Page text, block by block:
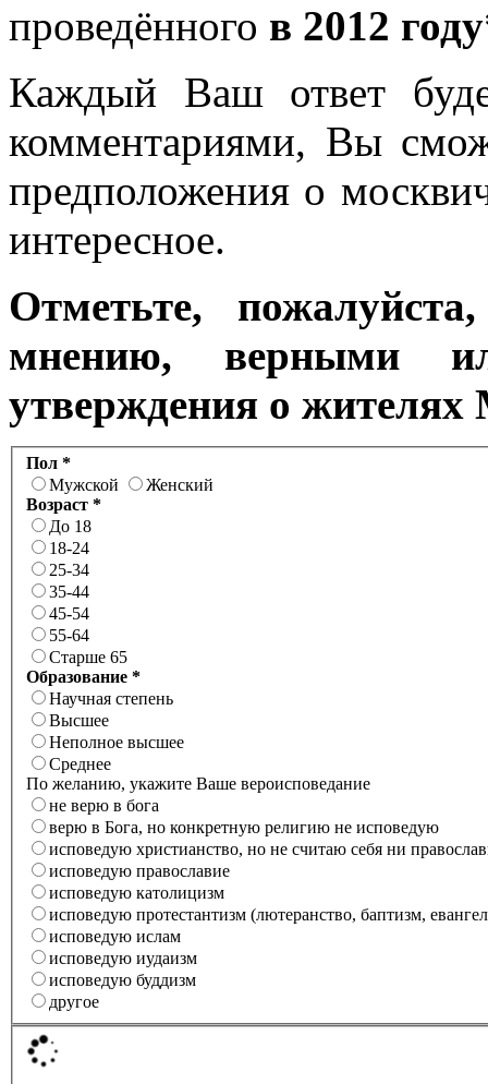
проведённого в 2012 году
Каждый Ваш ответ
комментариями, Вы
предположения о
интересное.
Отметьте,
мнению, верными
утверждения о
Пол *
Мужской
Женский
Возраст *
До 18
18-24
25-34
35-44
45-54
55-64
Старше 65
Образование *
Научная степень
Высшее
Неполное высшее
Среднее
По желанию, укажите Ваше вероисповедание
не верю в бога
верю в Бога, но конкретную религию не исповедую
исповедую христианство, но не считаю себя ни
исповедую православие
исповедую католицизм
исповедую протестантизм (лютеранство, баптизм,
исповедую ислам
исповедую иудаизм
исповедую буддизм
другое